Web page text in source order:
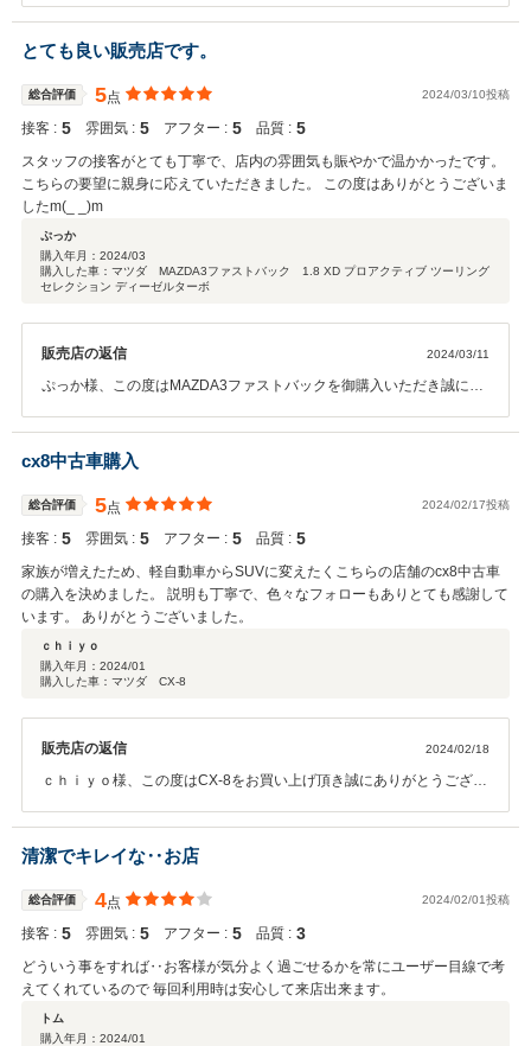
イベント時は特典もありご検討の良い機会ですので今後もご案内させ
ていただきます。ＷＥＢ情報などもご覧になっていただければ幸いで
す。納車後もご満足いただけている様で何よりでございます。今後と
も変わらずお付き合いをよろしくお願い致します。東海マツダ販売株
式会社 豊川店 スタッフ一同
とても良い販売店です。
総合評価 5点 2024/03/10投稿
接客 : 5 雰囲気 : 5 アフター : 5 品質 : 5
スタッフの接客がとても丁寧で、店内の雰囲気も賑やかで温かかったです。
こちらの要望に親身に応えていただきました。 この度はありがとうございま
したm(_ _)m
ぷっか
購入年月： 2024/03
購入した車：マツダ MAZDA3ファストバック 1.8 XD プロアクティブ ツーリング
セレクション ディーゼルターボ
販売店の返信 2024/03/11
ぷっか様、この度はMAZDA3ファストバックを御購入いただき誠にあ
んで頂けた事、とてもうれしく思っています。今後のアフターサービ
スも店舗スタッフ全員でご満足頂ける様対応してまいります。ぜひ末
永く当店をご利用をお願い申し上げます。東海マツダ販売株式会社
豊川店 スタッフ一同
cx8中古車購入
総合評価 5点 2024/02/17投稿
接客 : 5 雰囲気 : 5 アフター : 5 品質 : 5
家族が増えたため、軽自動車からSUVに変えたくこちらの店舗のcx8中古車
の購入を決めました。 説明も丁寧で、色々なフォローもありとても感謝して
います。 ありがとうございました。
ｃｈｉｙｏ
購入年月： 2024/01
購入した車：マツダ CX-8
販売店の返信 2024/02/18
ｃｈｉｙｏ様、この度はCX-8をお買い上げ頂き誠にありがとうござい
満足頂けた様で何よりでございます。少し遠方になりますので当店ご
利用は難しいかもしれませんが、お車についてわからない事等ござい
ましたら気軽にお問合せ下さい。店舗スタッフ全員で対応してまいり
ますので、よろしくお願い致します。東海マツダ販売株式会社 豊川
店 スタッフ一同
清潔でキレイな‥お店
総合評価 4点 2024/02/01投稿
接客 : 5 雰囲気 : 5 アフター : 5 品質 : 3
どういう事をすれば‥お客様が気分よく過ごせるかを常にユーザー目線で考
えてくれているので 毎回利用時は安心して来店出来ます。
トム
購入年月： 2024/01